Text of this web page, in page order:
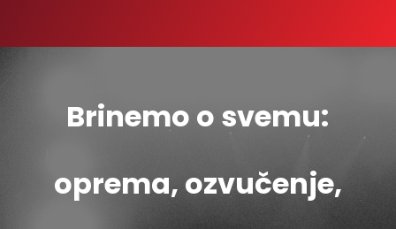
Brinemo o svemu:
oprema, ozvučenje,